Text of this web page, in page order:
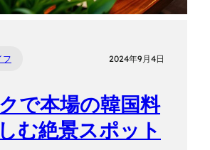
フ 2024年9月4日
で本場の韓国料
む絶景スポット